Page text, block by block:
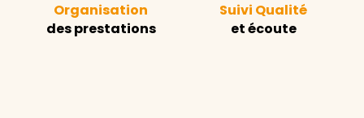
Organisation
des prestations
Suivi Qualité
et écoute